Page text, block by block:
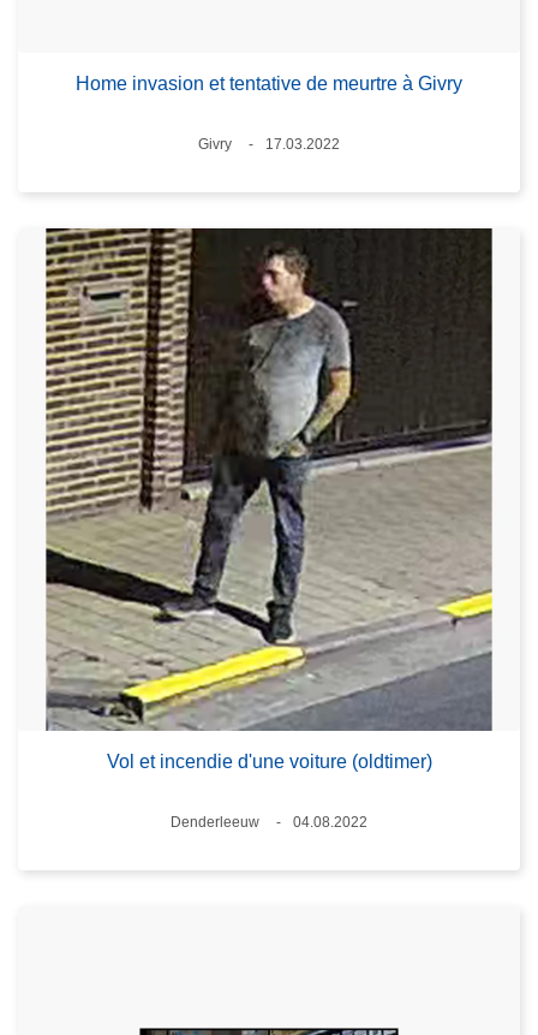
Home invasion et tentative de meurtre à Givry
Standort
Givry
17.03.2022
Vol et incendie d'une voiture (oldtimer)
Standort
Denderleeuw
04.08.2022